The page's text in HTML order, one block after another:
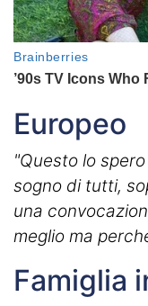
Europeo
"Questo lo
sogno di tutti,
una
meglio ma
Famiglia